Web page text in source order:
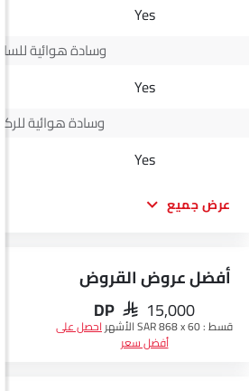
Yes
وسادة هوائية للسائق
Yes
وسادة هوائية للركاب
Yes
عرض جميع
أفضل عروض القروض
DP SAR 15,000
قسط :SAR 868 x 60 الأشهر احصل على
أفضل سعر